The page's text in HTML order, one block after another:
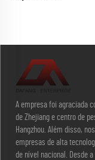
A empresa foi agraciada
de Zhejiang e centro de
Hangzhou. Além disso,
empresas de alta
de nível nacional. Desde